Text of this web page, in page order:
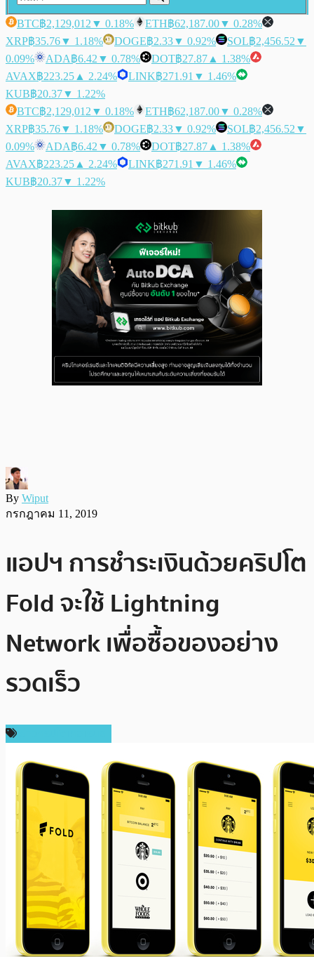
BTC฿2,129,012 ▼ 0.18% ETH฿62,187.00▼ 0.28%
XRP฿35.76▼ 1.18% DOGE฿2.33▼ 0.92% SOL฿2,456.52 ▼
0.09%
ADA฿6.42 ▼ 0.78% DOT฿27.87 ▲ 1.38%
AVAX฿223.25 ▲ 2.24% LINK฿271.91 ▼ 1.46%
KUB฿20.37▼ 1.22%
BTC฿2,129,012 ▼ 0.18% ETH฿62,187.00▼ 0.28%
XRP฿35.76▼ 1.18% DOGE฿2.33▼ 0.92% SOL฿2,456.52 ▼
0.09%
ADA฿6.42 ▼ 0.78% DOT฿27.87 ▲ 1.38%
AVAX฿223.25 ▲ 2.24% LINK฿271.91 ▼ 1.46%
KUB฿20.37▼ 1.22%
By Wiput
กรกฎาคม 11, 2019
แอปฯ การชำระเงินด้วยคริปโต
Fold จะใช้ Lightning
Network เพื่อซื้อของอย่าง
รวดเร็ว